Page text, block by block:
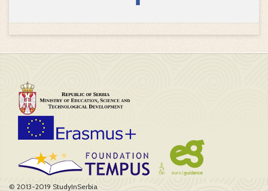
© 2013-2019 StudyInSerbia